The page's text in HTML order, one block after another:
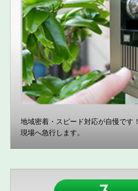
地域密着・スピード対応が自慢です！
現場へ急行します。